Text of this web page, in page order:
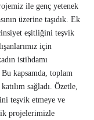
ile genç yetenek
üzerine taşıdık. Ek
eşitliğini teşvik
için
istihdamı
kapsamda, toplam
sağladı. Özetle,
teşvik etmeye ve
projelerimizle